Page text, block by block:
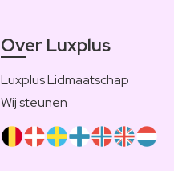
Over Luxplus
Luxplus Lidmaatschap
Wij steunen